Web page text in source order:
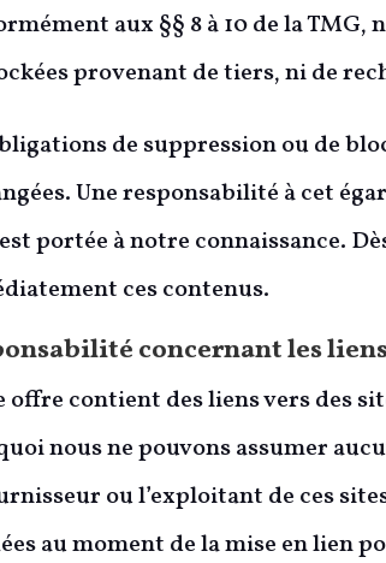
aux §§ 8 à 10 de la
provenant de tiers, ni de
de suppression ou de
Une responsabilité à cet
portée à notre connaissance.
ces contenus.
concernant les
offre contient des liens vers des
nous ne pouvons assumer
ou l’exploitant de ces
au moment de la mise en lien